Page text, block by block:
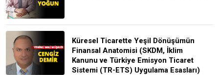
Küresel Ticarette Yeşil Dönüşümün
Finansal Anatomisi (SKDM, İklim
Kanunu ve Türkiye Emisyon Ticaret
Sistemi (TR-ETS) Uygulama Esasları)